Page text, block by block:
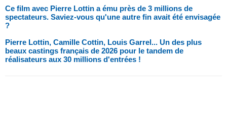
Ce film avec Pierre Lottin a ému près de 3 millions de
spectateurs. Saviez-vous qu'une autre fin avait été envisagée
?
Pierre Lottin, Camille Cottin, Louis Garrel... Un des plus
beaux castings français de 2026 pour le tandem de
réalisateurs aux 30 millions d'entrées !